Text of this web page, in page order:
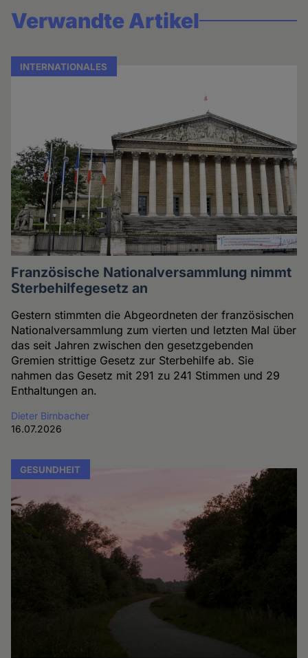
Verwandte Artikel
INTERNATIONALES
Französische Nationalversammlung nimmt
Sterbehilfegesetz an
Gestern stimmten die Abgeordneten der französischen
Nationalversammlung zum vierten und letzten Mal über
das seit Jahren zwischen den gesetzgebenden
Gremien strittige Gesetz zur Sterbehilfe ab. Sie
nahmen das Gesetz mit 291 zu 241 Stimmen und 29
Enthaltungen an.
Dieter Birnbacher
16.07.2026
GESUNDHEIT